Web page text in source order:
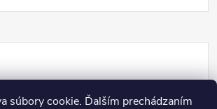
súbory cookie. Ďalším prechádzaním